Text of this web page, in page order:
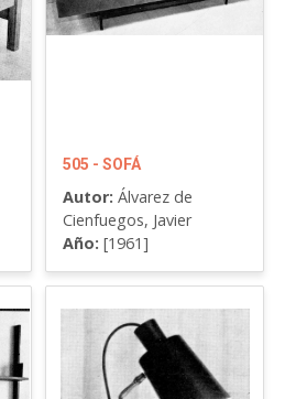
505 - SOFÁ
Autor: Álvarez de
Cienfuegos, Javier
Año: [1961]